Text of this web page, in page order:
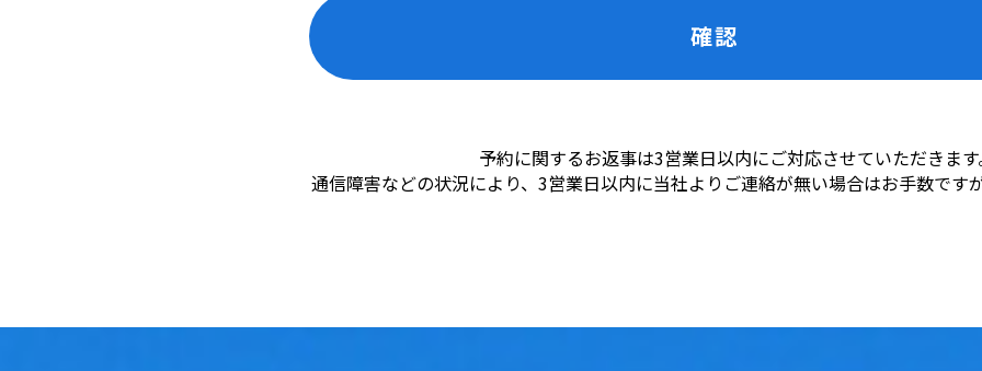
予約に関するお返事は3営業日以内にご対応させていただきます
通信障害などの状況により、3営業日以内に当社よりご連絡が無い場合はお手数です